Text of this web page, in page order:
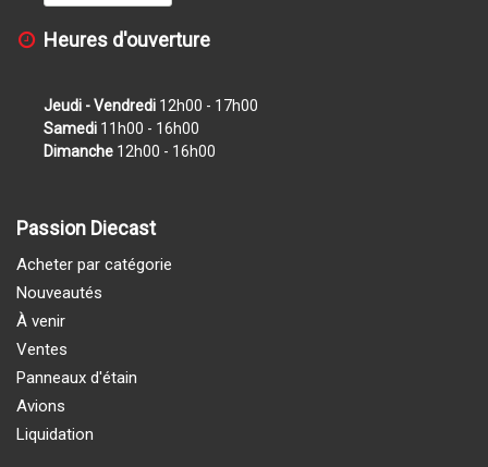
Heures d'ouverture
Jeudi - Vendredi 12h00 - 17h00
Samedi 11h00 - 16h00
Dimanche 12h00 - 16h00
Passion Diecast
Acheter par catégorie
Nouveautés
À venir
Ventes
Panneaux d'étain
Avions
Liquidation